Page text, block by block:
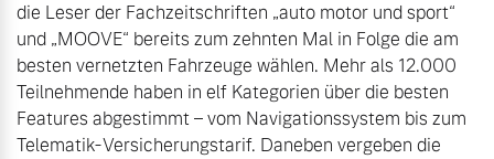
die Leser der Fachzeitschriften „auto motor und sport“
und „MOOVE“ bereits zum zehnten Mal in Folge die am
besten vernetzten Fahrzeuge wählen. Mehr als 12.000
Teilnehmende haben in elf Kategorien über die besten
Features abgestimmt – vom Navigationssystem bis zum
Telematik-Versicherungstarif. Daneben vergeben die